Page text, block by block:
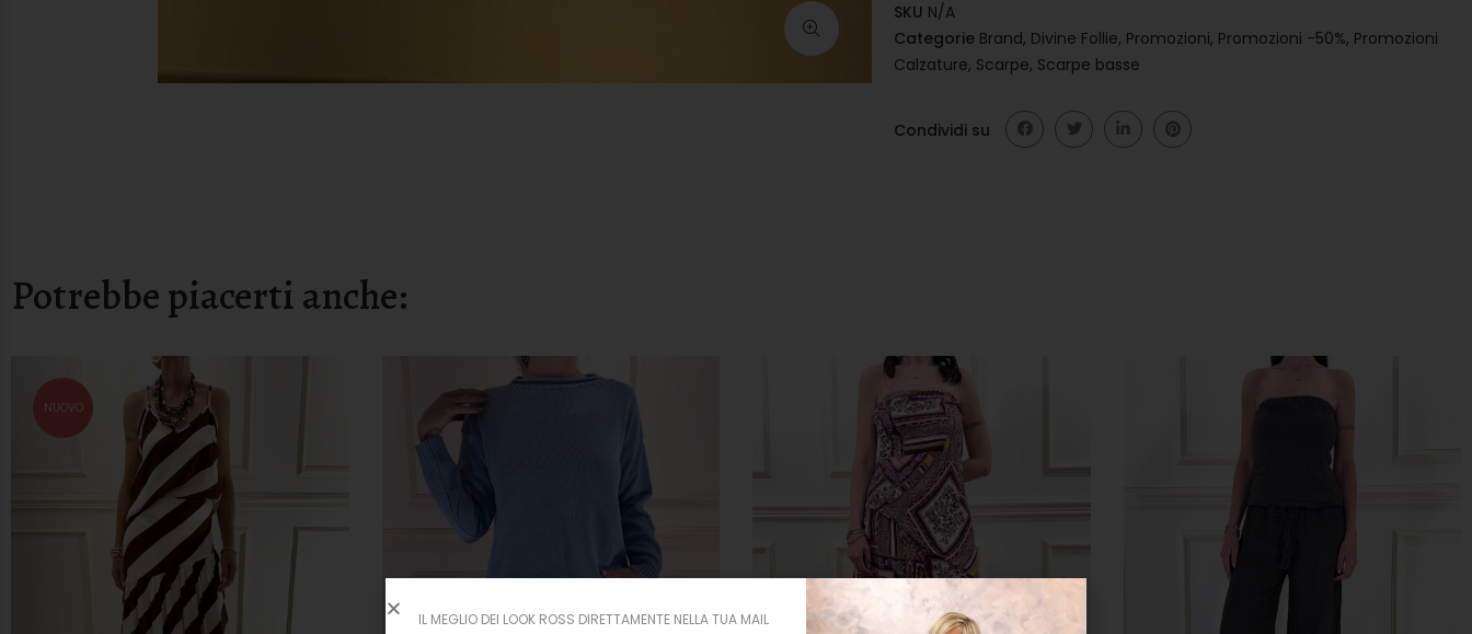
SKU N/A
Categorie Brand, Divine Follie, Promozioni, Promozioni -50%, Promozioni
Calzature, Scarpe, Scarpe basse
Condividi su
Potrebbe piacerti anche:
NUOVO
IL MEGLIO DEI LOOK ROSS DIRETTAMENTE NELLA TUA MAIL